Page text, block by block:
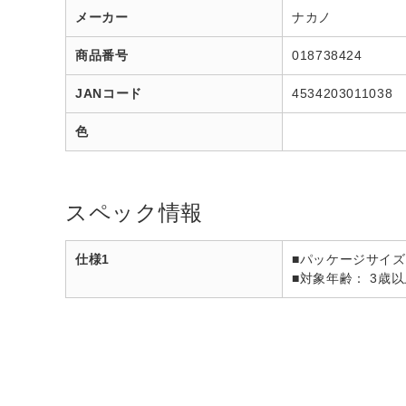
メーカー ナカノ
商品番号 018738424
JANコード 4534203011038
色
スペック情報
仕様1
■パッケージサイ
■対象年齢： 3歳